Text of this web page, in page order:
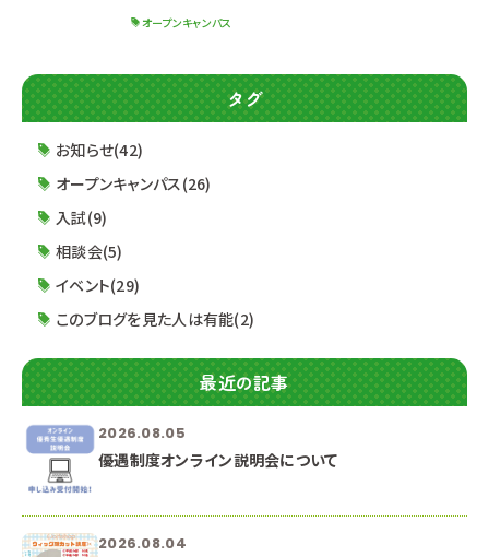
ント☆ ☑最新パンフレット先行配布！！ ☑就職実績
最新情報＆2024年度入試制度公開！！ ☑初めて
オープンキャンパスに参加する方も安心♪ 体験授
業
オープンキャンパス
タグ
お知らせ(42)
オープンキャンパス(26)
入試(9)
相談会(5)
イベント(29)
このブログを見た人は有能(2)
最近の記事
2026.08.05
優遇制度オンライン説明会について
2026.08.04